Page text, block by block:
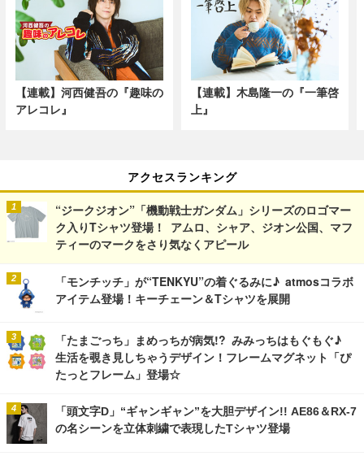
【連載】河西健吾の『趣味の
アレコレ』
【連載】木島隆一の『一筆啓
上』
アクセスランキング
“ジークジオン”「機動戦士ガンダム」シリーズのロゴマー
ク入りTシャツ登場！ アムロ、シャア、ジオン公国、マフ
ティーのマークをさり気なくアピール
「モンチッチ」が“TENKYU”の着ぐるみに♪ atmosコラボ
アイテム登場！キーチェーン＆Tシャツを展開
「たまごっち」まめっちが病気!? みみっちはもぐもぐ♪
生活を覗き見しちゃうデザイン！フレームマグネット「ぴ
たっとフレーム」登場☆
「頭文字D」“ギャンギャン”を大胆デザイン!! AE86＆RX-7
の名シーンを立体刺繍で表現したTシャツ登場